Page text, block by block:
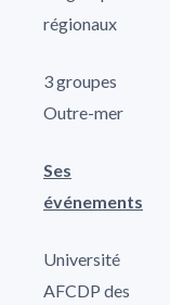
régionaux
3 groupes
Outre-mer
Ses
événements
Université
AFCDP des